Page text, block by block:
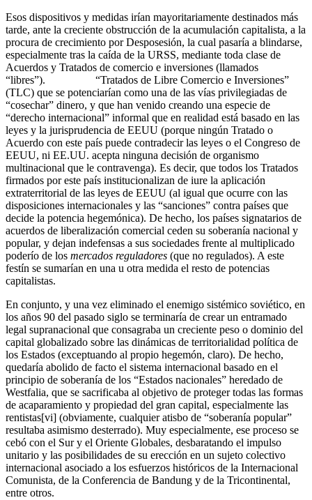
Esos dispositivos y medidas irían mayoritariamente destinados más
tarde, ante la creciente obstrucción de la acumulación capitalista, a la
procura de crecimiento por Desposesión, la cual pasaría a blindarse,
especialmente tras la caída de la URSS, mediante toda clase de
Acuerdos y Tratados de comercio e inversiones (llamados
“libres”). “Tratados de Libre Comercio e Inversiones”
(TLC) que se potenciarían como una de las vías privilegiadas de
“cosechar” dinero, y que han venido creando una especie de
“derecho internacional” informal que en realidad está basado en las
leyes y la jurisprudencia de EEUU (porque ningún Tratado o
Acuerdo con este país puede contradecir las leyes o el Congreso de
EEUU, ni EE.UU. acepta ninguna decisión de organismo
multinacional que le contravenga). Es decir, que todos los Tratados
firmados por este país institucionalizan de iure la aplicación
extraterritorial de las leyes de EEUU (al igual que ocurre con las
disposiciones internacionales y las “sanciones” contra países que
decide la potencia hegemónica). De hecho, los países signatarios de
acuerdos de liberalización comercial ceden su soberanía nacional y
popular, y dejan indefensas a sus sociedades frente al multiplicado
poderío de los mercados reguladores (que no regulados). A este
festín se sumarían en una u otra medida el resto de potencias
capitalistas.
En conjunto, y una vez eliminado el enemigo sistémico soviético, en
los años 90 del pasado siglo se terminaría de crear un entramado
legal supranacional que consagraba un creciente peso o dominio del
capital globalizado sobre las dinámicas de territorialidad política de
los Estados (exceptuando al propio hegemón, claro). De hecho,
quedaría abolido de facto el sistema internacional basado en el
principio de soberanía de los “Estados nacionales” heredado de
Westfalia, que se sacrificaba al objetivo de proteger todas las formas
de acaparamiento y propiedad del gran capital, especialmente las
rentistas[vi] (obviamente, cualquier atisbo de “soberanía popular”
resultaba asimismo desterrado). Muy especialmente, ese proceso se
cebó con el Sur y el Oriente Globales, desbaratando el impulso
unitario y las posibilidades de su erección en un sujeto colectivo
internacional asociado a los esfuerzos históricos de la Internacional
Comunista, de la Conferencia de Bandung y de la Tricontinental,
entre otros.